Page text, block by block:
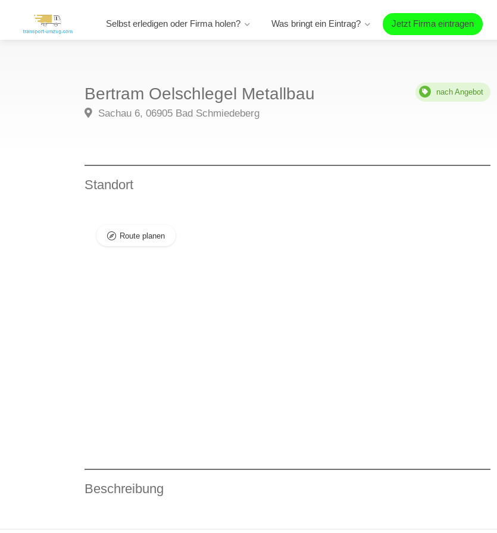
Selbst erledigen oder Firma holen? Was bringt ein Eintrag? Jetzt Firma eintragen
Bertram Oelschlegel Metallbau nach Angebot
Sachau 6, 06905 Bad Schmiedeberg
Standort
Route planen
Beschreibung